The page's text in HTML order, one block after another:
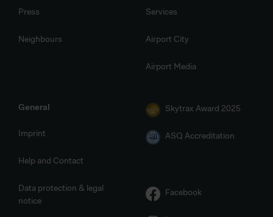
Press
Neighbours
Services
Airport City
Airport Media
General
Imprint
Help and Contact
Data protection & legal
notice
Skytrax Award 2025
ASQ Accreditation
Facebook